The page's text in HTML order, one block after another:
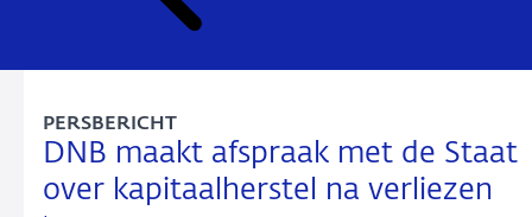
DNB maakt afspraak met de Staat
over kapitaalherstel na verliezen
PERSBERICHT